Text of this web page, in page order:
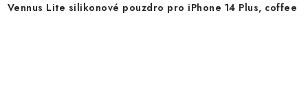
Vennus Lite silikonové pouzdro pro iPhone 14 Plus, coffee